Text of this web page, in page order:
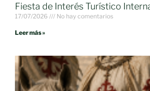
Fiesta de Interés Turístico
17/07/2026 No hay comentarios
Leer más »